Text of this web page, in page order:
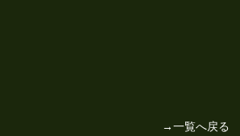
→一覧へ戻る